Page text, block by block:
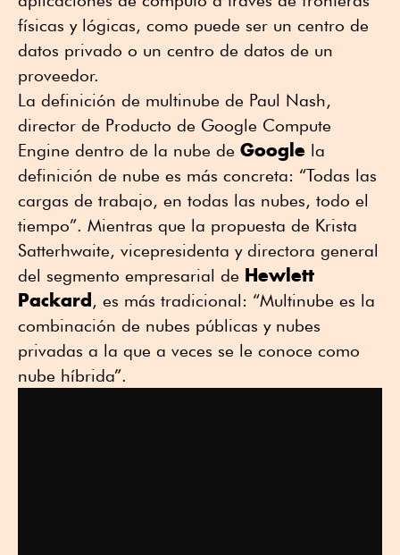
físicas y lógicas, como puede ser un centro de
datos privado o un centro de datos de un
proveedor.
La definición de multinube de Paul Nash,
director de Producto de Google Compute
Engine dentro de la nube de Google la
definición de nube es más concreta: “Todas las
cargas de trabajo, en todas las nubes, todo el
tiempo”. Mientras que la propuesta de Krista
Satterhwaite, vicepresidenta y directora general
del segmento empresarial de Hewlett
Packard, es más tradicional: “Multinube es la
combinación de nubes públicas y nubes
privadas a la que a veces se le conoce como
nube híbrida”.